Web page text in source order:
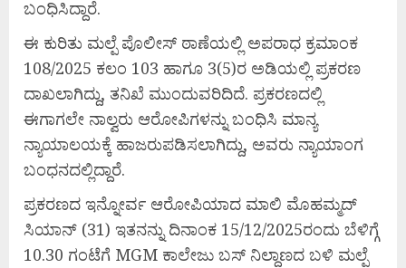
ಬಂಧಿಸಿದ್ದಾರೆ.
ಈ ಕುರಿತು ಮಲ್ಪೆ ಪೊಲೀಸ್ ಠಾಣೆಯಲ್ಲಿ ಅಪರಾಧ ಕ್ರಮಾಂಕ
108/2025 ಕಲಂ 103 ಹಾಗೂ 3(5)ರ ಅಡಿಯಲ್ಲಿ ಪ್ರಕರಣ
ದಾಖಲಾಗಿದ್ದು, ತನಿಖೆ ಮುಂದುವರಿದಿದೆ. ಪ್ರಕರಣದಲ್ಲಿ
ಈಗಾಗಲೇ ನಾಲ್ವರು ಆರೋಪಿಗಳನ್ನು ಬಂಧಿಸಿ ಮಾನ್ಯ
ನ್ಯಾಯಾಲಯಕ್ಕೆ ಹಾಜರುಪಡಿಸಲಾಗಿದ್ದು, ಅವರು ನ್ಯಾಯಾಂಗ
ಬಂಧನದಲ್ಲಿದ್ದಾರೆ.
ಪ್ರಕರಣದ ಇನ್ನೋರ್ವ ಆರೋಪಿಯಾದ ಮಾಲಿ ಮೊಹಮ್ಮದ್
ಸಿಯಾನ್ (31) ಇತನನ್ನು ದಿನಾಂಕ 15/12/2025ರಂದು ಬೆಳಿಗ್ಗೆ
10.30 ಗಂಟೆಗೆ MGM ಕಾಲೇಜು ಬಸ್ ನಿಲ್ದಾಣದ ಬಳಿ ಮಲ್ಪೆ